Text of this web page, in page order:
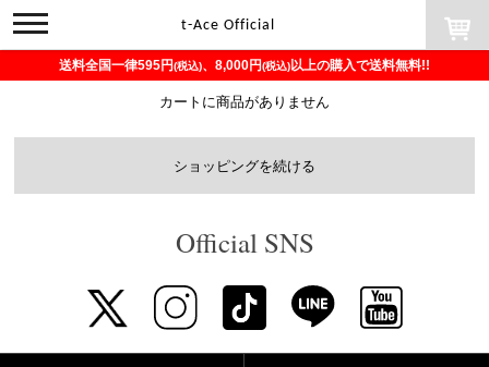
toggle
navigation
t-Ace Official
送料全国一律595円(税込)、8,000円(税込)以上の購入で送料無料!!
カートに商品がありません
ショッピングを続ける
Official SNS